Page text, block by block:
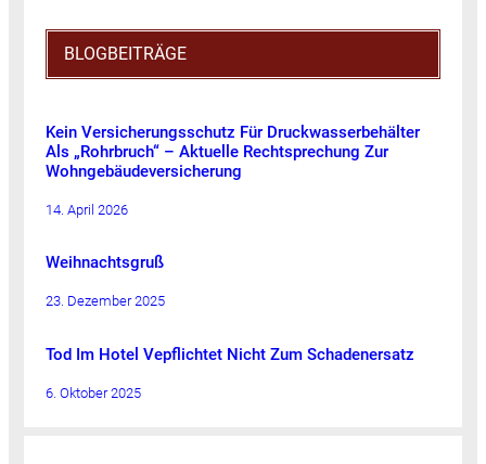
BLOGBEITRÄGE
Kein Versicherungsschutz Für Druckwasserbehälter
Als „Rohrbruch“ – Aktuelle Rechtsprechung Zur
Wohngebäudeversicherung
14. April 2026
Weihnachtsgruß
23. Dezember 2025
Tod Im Hotel Vepflichtet Nicht Zum Schadenersatz
6. Oktober 2025